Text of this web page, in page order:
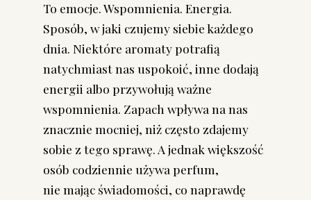
To emocje. Wspomnienia. Energia.
Sposób, w jaki czujemy siebie każdego
dnia. Niektóre aromaty potrafią
natychmiast nas uspokoić, inne dodają
energii albo przywołują ważne
wspomnienia. Zapach wpływa na nas
znacznie mocniej, niż często zdajemy
sobie z tego sprawę. A jednak większość
osób codziennie używa perfum,
nie mając świadomości, co naprawdę